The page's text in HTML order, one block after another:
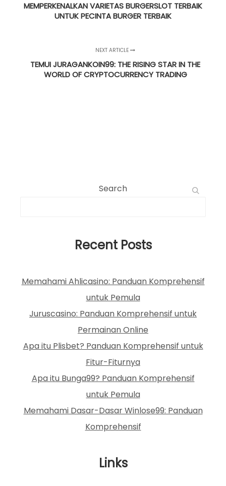
MEMPERKENALKAN VARIETAS BURGERSLOT TERBAIK
UNTUK PECINTA BURGER TERBAIK
NEXT ARTICLE
TEMUI JURAGANKOIN99: THE RISING STAR IN THE
WORLD OF CRYPTOCURRENCY TRADING
Search
Recent Posts
Memahami Ahlicasino: Panduan Komprehensif
untuk Pemula
Juruscasino: Panduan Komprehensif untuk
Permainan Online
Apa itu Plisbet? Panduan Komprehensif untuk
Fitur-Fiturnya
Apa itu Bunga99? Panduan Komprehensif
untuk Pemula
Memahami Dasar-Dasar Winlose99: Panduan
Komprehensif
Links